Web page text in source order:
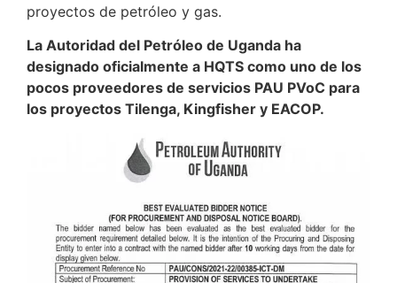
proyectos de petróleo y gas.
La Autoridad del Petróleo de Uganda ha
designado oficialmente a HQTS como uno de los
pocos proveedores de servicios PAU PVoC para
los proyectos Tilenga, Kingfisher y EACOP.